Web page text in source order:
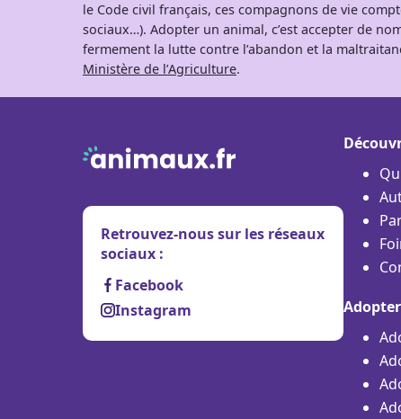
le Code civil français, ces compagnons de vie
sociaux…). Adopter un animal, c’est accepter de
fermement la lutte contre l’abandon et la
Ministère de l’Agriculture.
Retrouvez-nous sur les réseaux
sociaux :
Facebook
Instagram
Adopter